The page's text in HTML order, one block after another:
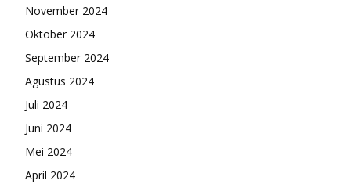
November 2024
Oktober 2024
September 2024
Agustus 2024
Juli 2024
Juni 2024
Mei 2024
April 2024